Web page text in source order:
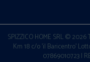
SPIZZICO HOME SRL © 2026
Km 18 c/o 'il Baricentro'
07869010723 |